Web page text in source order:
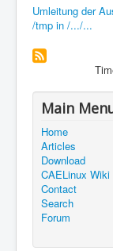
Umleitung der
/tmp in /.../...
Main
Home
Articles
Download
CAELinux Wiki
Contact
Search
Forum